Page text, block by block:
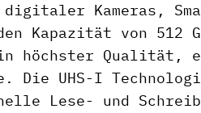
digitaler Kameras,
Kapazität von
in höchster Qualität,
Die UHS-I
Lese- und